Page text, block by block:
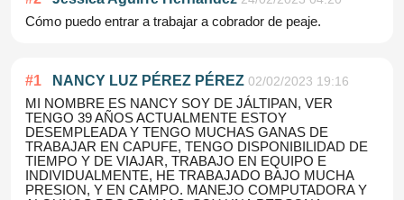
Cómo puedo entrar a trabajar a cobrador de peaje.
#1 NANCY LUZ PÉREZ PÉREZ 02/02/2023 19:16
MI NOMBRE ES NANCY SOY DE JÁLTIPAN, VER
TENGO 39 AÑOS ACTUALMENTE ESTOY
DESEMPLEADA Y TENGO MUCHAS GANAS DE
TRABAJAR EN CAPUFE, TENGO DISPONIBILIDAD DE
TIEMPO Y DE VIAJAR, TRABAJO EN EQUIPO E
INDIVIDUALMENTE, HE TRABAJADO BAJO MUCHA
PRESION, Y EN CAMPO. MANEJO COMPUTADORA Y